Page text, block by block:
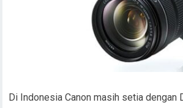
Di Indonesia Canon masih setia dengan